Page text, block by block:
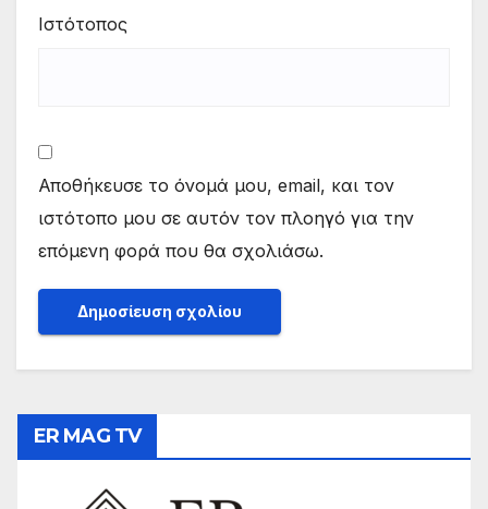
Ιστότοπος
Αποθήκευσε το όνομά μου, email, και τον
ιστότοπο μου σε αυτόν τον πλοηγό για την
επόμενη φορά που θα σχολιάσω.
ER MAG TV